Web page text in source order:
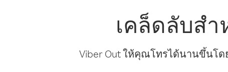
เคล็ดลับสำ
Viber Out ให้คุณโทรได้นานขึ้นโด